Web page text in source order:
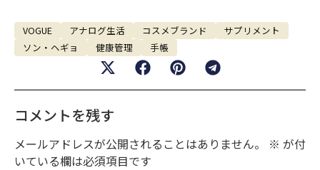
VOGUE アナログ生活 コスメブランド
サプリメント
ソン・ヘギョ
健康管理 手帳
コメントを残す
メールアドレスが公開されることはありません。 ※ が付
いている欄は必須項目です